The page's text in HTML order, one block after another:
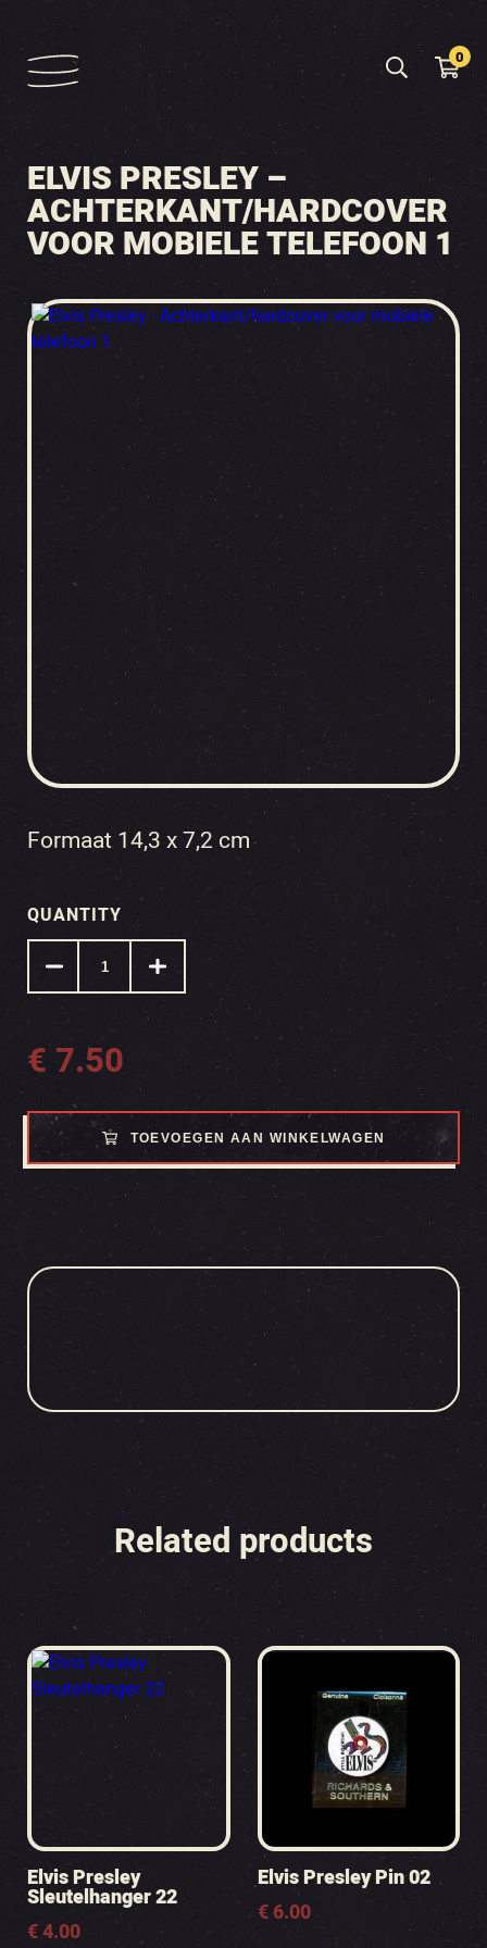
0
ELVIS PRESLEY –
ACHTERKANT/HARDCOVER
VOOR MOBIELE TELEFOON 1
Formaat 14,3 x 7,2 cm
QUANTITY
€ 7.50
TOEVOEGEN AAN WINKELWAGEN
Related products
Elvis Presley
Sleutelhanger 22
€4.00
Elvis Presley Pin 02
€6.00